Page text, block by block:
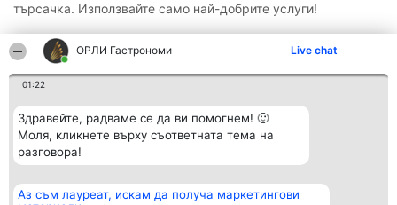
ОРЛИ Гастрономи Live chat
01:22
Здравейте, радваме се да ви помогнем! 🙂
Моля, кликнете върху съответната тема на
разговора!
Аз съм лауреат, искам да получа маркетингови
търсачка. Използвайте само най-добрите услуги!
Организатор на
Класация Контакти